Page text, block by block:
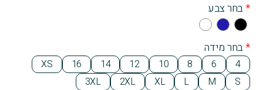
*בחר צבע
Bla
ck
Na
Blu
e
Whi
*בחר מידה
4
6
8
10
12
14
16
XS
S
M
L
XL
2XL
3XL